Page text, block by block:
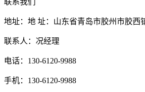
联系我们
地址：地 址：山东省青岛市胶州市胶西
联系人：况经理
电话：130-6120-9988
手机：130-6120-9988